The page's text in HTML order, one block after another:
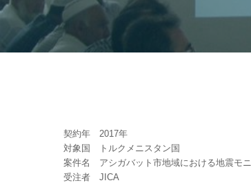
契約年 2017年
対象国 トルクメニスタン国
案件名 アシガバット市地域における地震モ
受注者 JICA